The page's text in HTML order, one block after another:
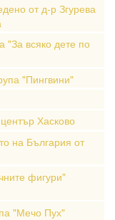
от д-р Згурева
"За всяко дете по
"Пингвини"
Хасково
на България от
фигури"
"Мечо Пух"